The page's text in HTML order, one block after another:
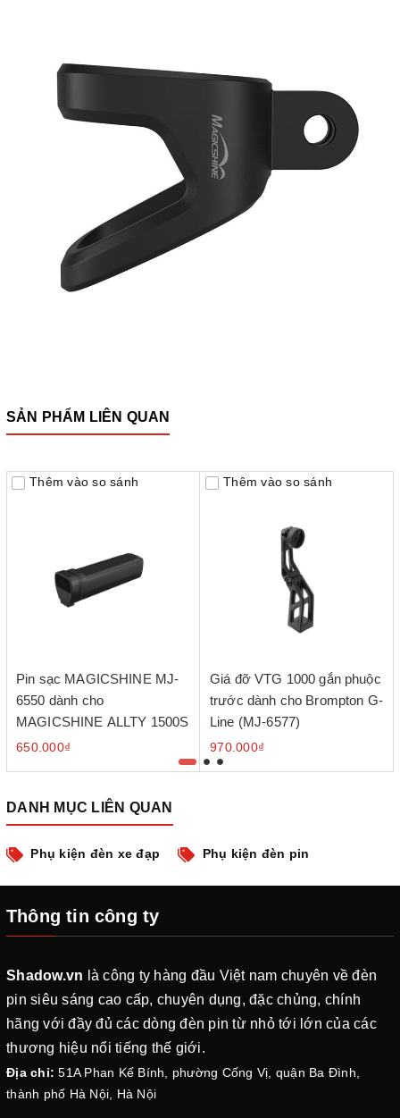
SẢN PHẨM LIÊN QUAN
Thêm vào so sánh
Pin sạc MAGICSHINE MJ-
6550 dành cho
MAGICSHINE ALLTY 1500S
650.000₫
Thêm vào so sánh
Giá đỡ VTG 1000 gắn phuộc
trước dành cho Brompton G-
Line (MJ-6577)
970.000₫
DANH MỤC LIÊN QUAN
Phụ kiện đèn xe đạp Phụ kiện đèn pin
Thông tin công ty
Shadow.vn là công ty hàng đầu Việt nam chuyên về đèn
pin siêu sáng cao cấp, chuyên dụng, đặc chủng, chính
hãng với đầy đủ các dòng đèn pin từ nhỏ tới lớn của các
thương hiệu nổi tiếng thế giới.
Địa chỉ: 51A Phan Kế Bính, phường Cống Vị, quận Ba Đình,
thành phố Hà Nội, Hà Nội